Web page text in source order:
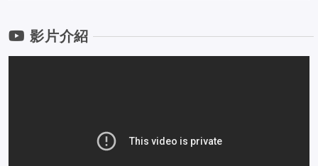
影片介紹